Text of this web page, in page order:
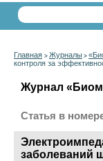
Главная > Журналы >
контроля за
Журнал
Статья в
заболеваний